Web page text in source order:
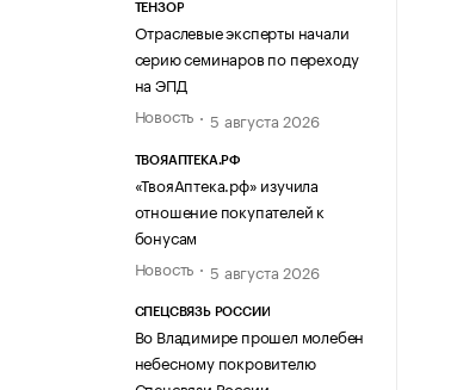
ТЕНЗОР
Отраслевые эксперты начали
серию семинаров по переходу
на ЭПД
Новость
5 августа 2026
ТВОЯАПТЕКА.РФ
«ТвояАптека.рф» изучила
отношение покупателей к
бонусам
Новость
5 августа 2026
СПЕЦСВЯЗЬ РОССИИ
Во Владимире прошел молебен
небесному покровителю